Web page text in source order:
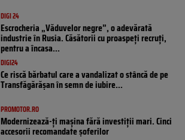
DIGI 24
Escrocheria „Văduvelor negre”, o adevărată
industrie în Rusia. Căsătorii cu proaspeți recruți,
pentru a încasa...
DIGI24
Ce riscă bărbatul care a vandalizat o stâncă de pe
Transfăgărășan în semn de iubire...
PROMOTOR.RO
Modernizează-ți mașina fără investiții mari. Cinci
accesorii recomandate șoferilor